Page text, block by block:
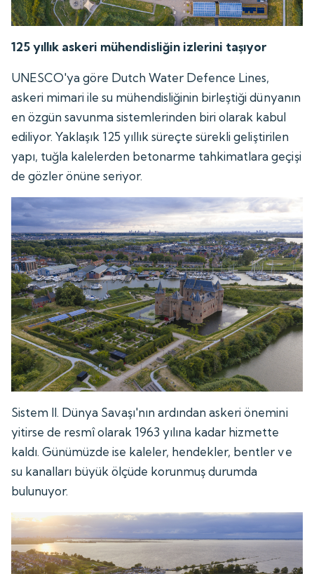
125 yıllık askeri mühendisliğin izlerini taşıyor
UNESCO'ya göre Dutch Water Defence Lines,
askeri mimari ile su mühendisliğinin birleştiği dünyanın
en özgün savunma sistemlerinden biri olarak kabul
ediliyor. Yaklaşık 125 yıllık süreçte sürekli geliştirilen
yapı, tuğla kalelerden betonarme tahkimatlara geçişi
de gözler önüne seriyor.
Sistem II. Dünya Savaşı'nın ardından askeri önemini
yitirse de resmî olarak 1963 yılına kadar hizmette
kaldı. Günümüzde ise kaleler, hendekler, bentler ve
su kanalları büyük ölçüde korunmuş durumda
bulunuyor.